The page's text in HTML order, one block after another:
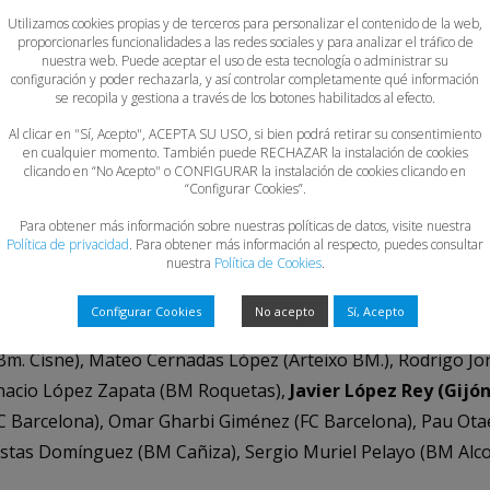
Imperial), Lluc Meixide Durà (FC Barcelona), Alex
(BM Granollers), Roger Alibes Estrada (FC Barcelona),
Gallego Martínez (Bm. Luceros).
Antonio Maties Huertas (CD Urci Almería), Ivo Asarta
González (CD Balopal), Eric Vidal Ulldemolins (FC
Navarro Cockroft (FC Barcelona), Derek Ortiz Delgado
Kostrycka (BM Coslada), Ander San Juan Mateo
Víctor Vaca Martín (CD Maracena), Jaime López Tomé
C. Palma del Río), Álvaro Salcedo Luna (BM Huesca),
Puchades Morillas (CB Maristas Algemesí), Biel
Barcelona), Martí López Contell (BM Granollers), Xavi
Cisne), Mateo Cernadas López (Arteixo BM.), Rodrigo
López Zapata (BM Roquetas), Javier López Rey
Barcelona), Omar Gharbi Giménez (FC Barcelona), Pau
Domínguez (BM Cañiza), Sergio Muriel Pelayo (BM
Utilizamos cookies propias y de terceros para personalizar el contenido de la web,
proporcionarles funcionalidades a las redes sociales y para analizar el tráfico de
nuestra web. Puede aceptar el uso de esta tecnología o administrar su
configuración y poder rechazarla, y así controlar completamente qué información
se recopila y gestiona a través de los botones habilitados al efecto.
Al clicar en "Sí, Acepto", ACEPTA SU USO, si bien podrá retirar su consentimiento
en cualquier momento. También puede RECHAZAR la instalación de cookies
clicando en “No Acepto" o CONFIGURAR la instalación de cookies clicando en
“Configurar Cookies”.
Para obtener más información sobre nuestras políticas de datos, visite nuestra
Política de privacidad. Para obtener más información al respecto, puedes consultar
nuestra Política de Cookies.
Configurar Cookies No acepto Sí, Acepto